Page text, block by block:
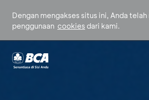
Dengan mengakses situs ini, Anda
penggunaan cookies dari kami.